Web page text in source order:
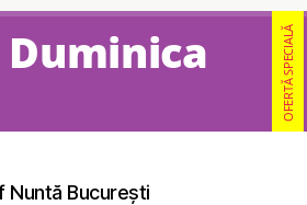
OFERTĂ SPECIALĂ
Nuntă București